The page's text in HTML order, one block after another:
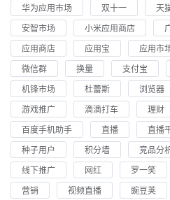
华为应用市场
双十一 天
安智市场
小米应用商店
应用商店
应用宝 应用市
微信群
换量 支付宝
机锋市场
杜蕾斯 浏览器
游戏推广
滴滴打车 理财
百度手机助手
直播 直播
种子用户
积分墙 竞品分
线下推广
网红 罗一笑
营销
视频直播 豌豆荚